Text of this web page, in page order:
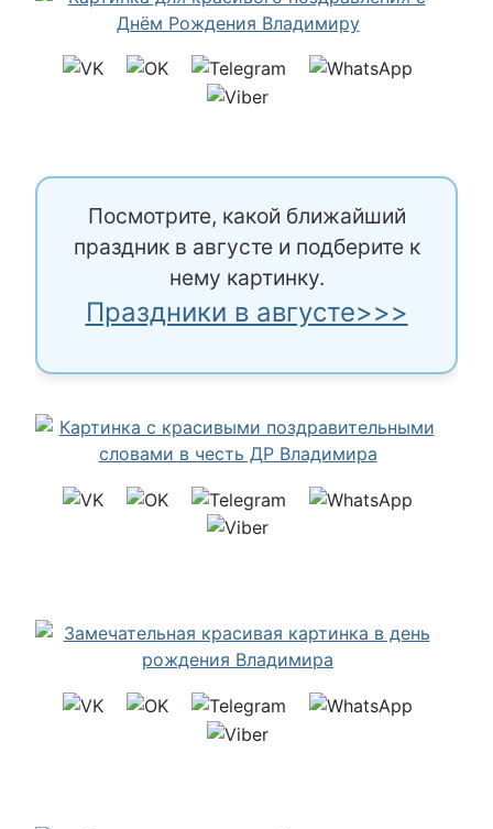
Посмотрите, какой ближайший
праздник в августе и подберите к
нему картинку.
Праздники в августе>>>